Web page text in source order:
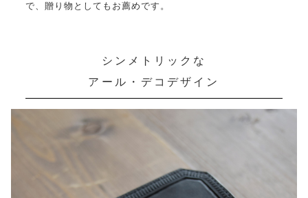
で、贈り物としてもお薦めです。
シンメトリックな
アール・デコデザイン